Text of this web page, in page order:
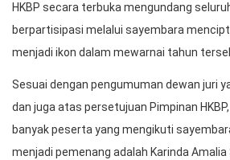
HKBP secara terbuka mengundang
berpartisipasi melalui sayembara
menjadi ikon dalam mewarnai tahun
Sesuai dengan pengumuman dewan juri
dan juga atas persetujuan Pimpinan
banyak peserta yang mengikuti
menjadi pemenang adalah Karinda